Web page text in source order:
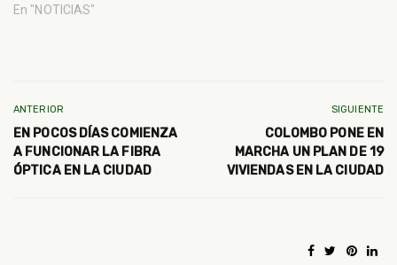
En "NOTICIAS"
ANTERIOR
EN POCOS DÍAS COMIENZA
A FUNCIONAR LA FIBRA
ÓPTICA EN LA CIUDAD
SIGUIENTE
COLOMBO PONE EN
MARCHA UN PLAN DE 19
VIVIENDAS EN LA CIUDAD